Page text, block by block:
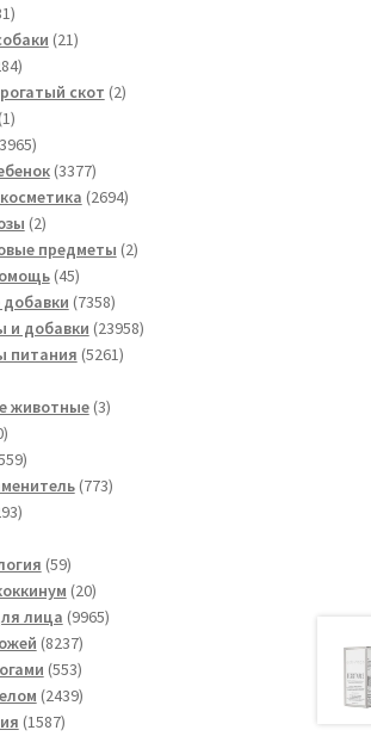
531
товар 2121
1284
товараскот 22
11
товар3965
товаров
33773377
товаров
26942694
22
товара
предметы 22
4545
товаров
73587358
товаров
и добавки 2395823958
питания 52615261
животные 33
40
товаров
1559
товаров773773
293
5959
товаров
2020
товаров
лица 99659965
82378237
товаров
553553
товара
24392439
15871587